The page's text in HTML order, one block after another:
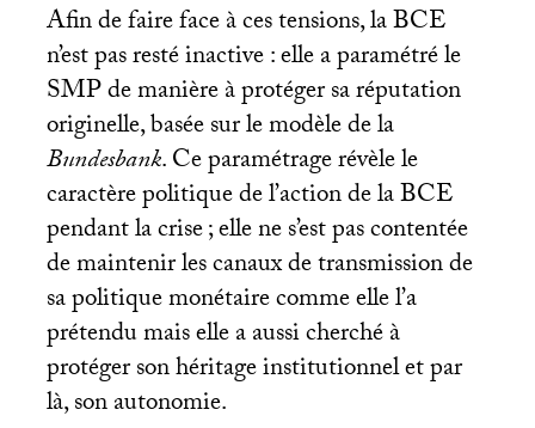
Afin de faire face à ces tensions, laBCE
n’est pas resté inactive : elle a paramétré le
SMPde manière à protéger sa réputation
originelle, basée sur le modèle de la
Bundesbank. Ce paramétrage révèle le
caractère politique de l’action de laBCE
pendant la crise; elle ne s’est pas contentée
de maintenir les canaux de transmission de
sa politique monétaire comme elle l’a
prétendu mais elle a aussi cherché à
protéger son héritage institutionnel et par
là, son autonomie.